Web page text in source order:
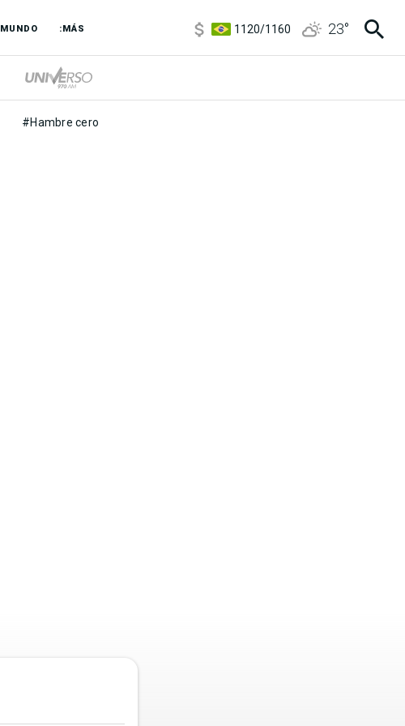
MUNDO :MÁS
1120/1160
23°
#Hambre cero